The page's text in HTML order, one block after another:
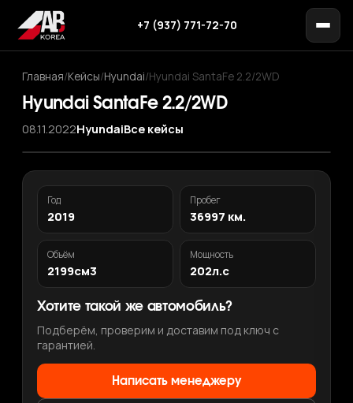
+7 (937) 771-72-70
Главная/Кейсы/Hyundai/Hyundai SantaFe 2.2/2WD
Hyundai SantaFe 2.2/2WD
08.11.2022HyundaiВсе кейсы
Год
2019
Пробег
36997 км.
Объём
2199см3
Мощность
202л.с
Хотите такой же автомобиль?
Подберём, проверим и доставим под ключ с
гарантией.
Написать менеджеру